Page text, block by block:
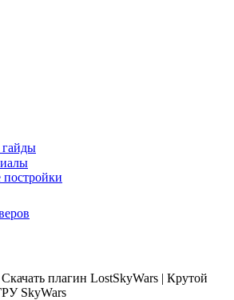
Скачать плагин LostSkyWars | Крутой
SkyWars